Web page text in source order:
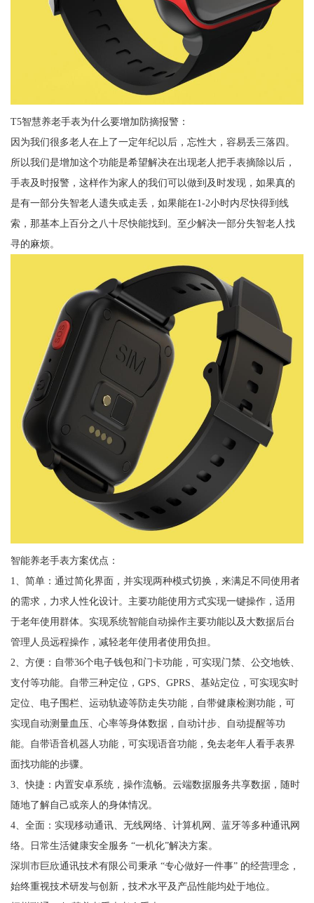
T5智慧养老手表为什么要增加防摘报警：
因为我们很多老人在上了一定年纪以后，忘性大，容易丢三落四。
所以我们是增加这个功能是希望解决在出现老人把手表摘除以后，
手表及时报警，这样作为家人的我们可以做到及时发现，如果真的
是有一部分失智老人遗失或走丢，如果能在1-2小时内尽快得到线
索，那基本上百分之八十尽快能找到。至少解决一部分失智老人找
寻的麻烦。
智能养老手表方案优点：
1、简单：通过简化界面，并实现两种模式切换，来满足不同使用者
的需求，力求人性化设计。主要功能使用方式实现一键操作，适用
于老年使用群体。实现系统智能自动操作主要功能以及大数据后台
管理人员远程操作，减轻老年使用者使用负担。
2、方便：自带36个电子钱包和门卡功能，可实现门禁、公交地铁、
支付等功能。自带三种定位，GPS、GPRS、基站定位，可实现实时
定位、电子围栏、运动轨迹等防走失功能，自带健康检测功能，可
实现自动测量血压、心率等身体数据，自动计步、自动提醒等功
能。自带语音机器人功能，可实现语音功能，免去老年人看手表界
面找功能的步骤。
3、快捷：内置安卓系统，操作流畅。云端数据服务共享数据，随时
随地了解自己或亲人的身体情况。
4、全面：实现移动通讯、无线网络、计算机网、蓝牙等多种通讯网
络。日常生活健康安全服务 “一机化”解决方案。
深圳市巨欣通讯技术有限公司秉承 “专心做好一件事” 的经营理念，
始终重视技术研发与创新，技术水平及产品性能均处于地位。